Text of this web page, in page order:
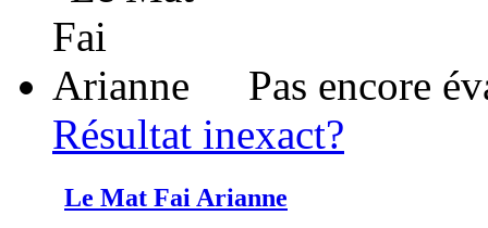
Pas encore
Résultat inexact?
Le Mat Fai Arianne